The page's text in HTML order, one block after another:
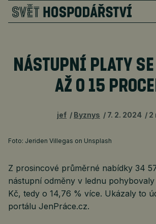
NÁSTUPNÍ PLATY
AŽ O 15
jef Byznys 7. 2. 2024 2
Foto: Jeriden Villegas on Unsplash
Z prosincové průměrné nabídky 34
nástupní odměny v lednu
Kč, tedy o 14,76 % více. Ukázaly to
portálu JenPráce.cz.